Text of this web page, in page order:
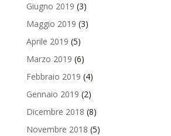
Giugno 2019 (3)
Maggio 2019 (3)
Aprile 2019 (5)
Marzo 2019 (6)
Febbraio 2019 (4)
Gennaio 2019 (2)
Dicembre 2018 (8)
Novembre 2018 (5)